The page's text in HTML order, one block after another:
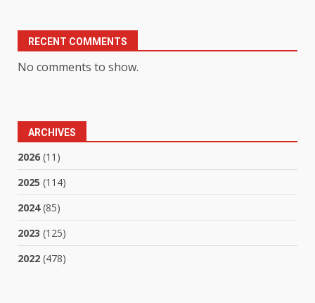
RECENT COMMENTS
No comments to show.
ARCHIVES
2026 (11)
2025 (114)
2024(85)
2023 (125)
2022 (478)